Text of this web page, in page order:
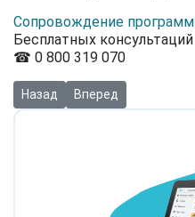
Сопровождение
Бесплатных
☎ 0 800 319 070
Предыдущий: Видео: Как
Назад Следующий: Видео:
Вперед